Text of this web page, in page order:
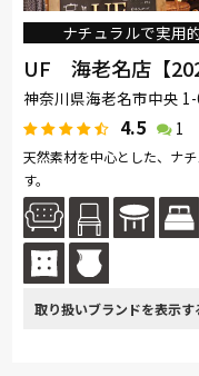
ナチュラルで実用
UF 海老名店【
神奈川県海老名市中央
4.5 1
天然素材を中心とした、ナ
す。